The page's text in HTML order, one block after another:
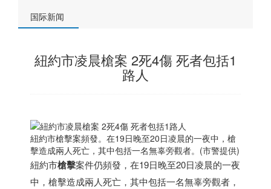
国际新闻
紐約市凌晨槍案 2死4傷 死者包括1
路人
紐約市槍擊案頻發。在19日晚至20日凌晨的一夜中，槍
擊造成兩人死亡，其中包括一名無辜旁觀者。(市警提供)
紐約市槍擊案件仍頻發，在19日晚至20日凌晨的一夜
中，槍擊造成兩人死亡，其中包括一名無辜旁觀者，